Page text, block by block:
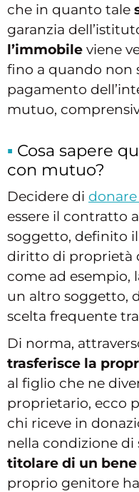
che in quanto tale
garanzia
l’immobile viene
fino a quando non
pagamento
mutuo,
Cosa sapere
con mutuo?
Decidere di donare
essere il contratto
soggetto, definito
diritto di proprietà
come ad esempio,
un altro soggetto,
scelta frequente
Di norma,
trasferisce la
al figlio che ne
proprietario, ecco
chi riceve in
nella condizione di
titolare di un
proprio genitore